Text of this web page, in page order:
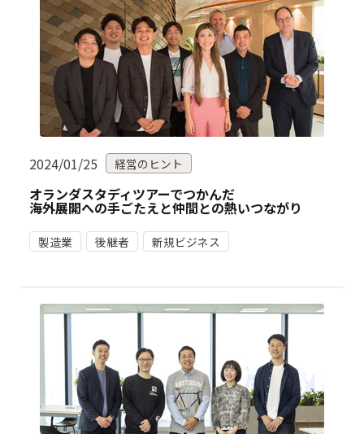
2024/01/25 経営のヒント
オランダスタディツアーでつかんだ
海外展開への手ごたえと仲間との熱いつながり
製造業 後継者 新規ビジネス